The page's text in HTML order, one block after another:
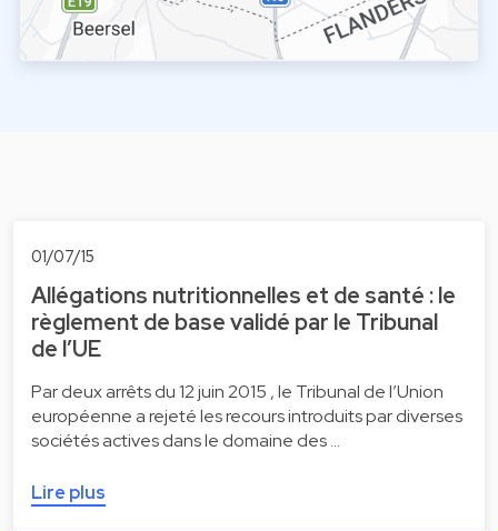
01/07/15
Allégations nutritionnelles et de santé : le
règlement de base validé par le Tribunal
de l’UE
Par deux arrêts du 12 juin 2015 , le Tribunal de l’Union
européenne a rejeté les recours introduits par diverses
sociétés actives dans le domaine des …
Lire plus